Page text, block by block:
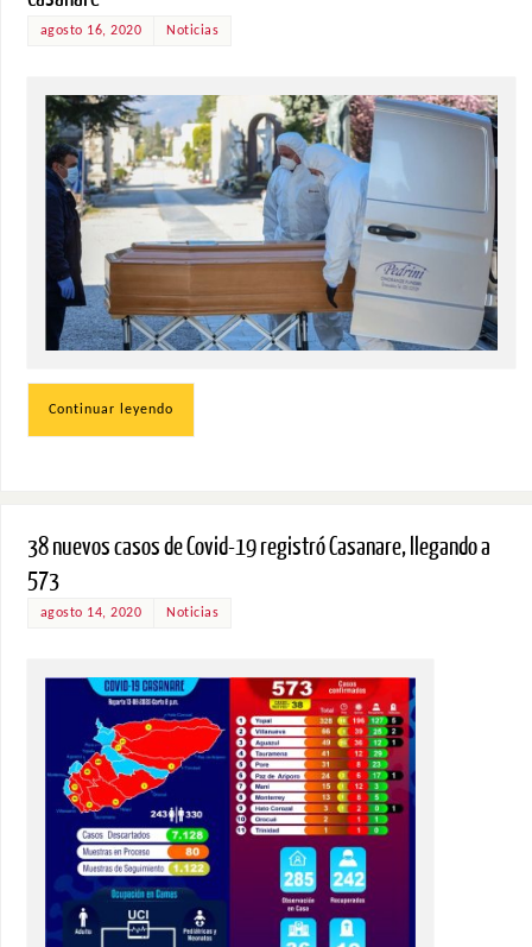
agosto 16, 2020 Noticias
Continuar leyendo
38 nuevos casos de Covid-19 registró Casanare, llegando a
573
agosto 14, 2020 Noticias